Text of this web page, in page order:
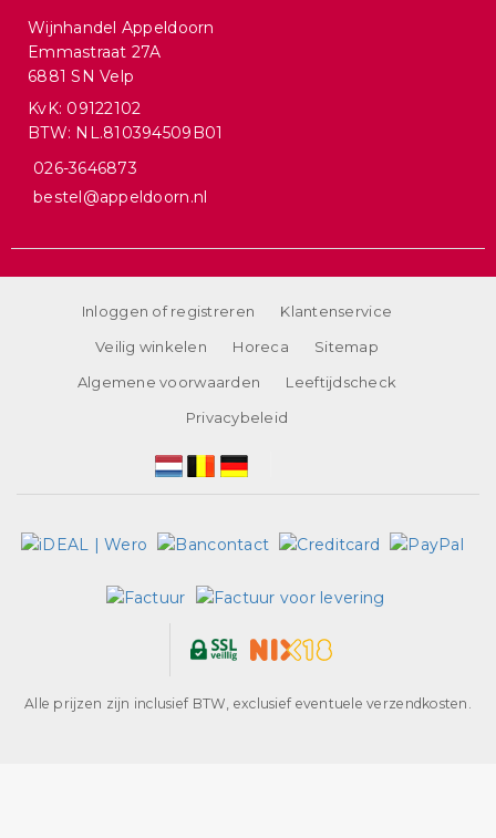
Wijnhandel Appeldoorn
Emmastraat 27A
6881 SN Velp
KvK: 09122102
BTW: NL.810394509B01
026-3646873
bestel@appeldoorn.nl
Inloggen of registreren
Klantenservice
Veilig winkelen
Horeca
Sitemap
Algemene voorwaarden
Leeftijdscheck
Privacybeleid
Alle prijzen zijn inclusief BTW, exclusief eventuele verzendkosten.